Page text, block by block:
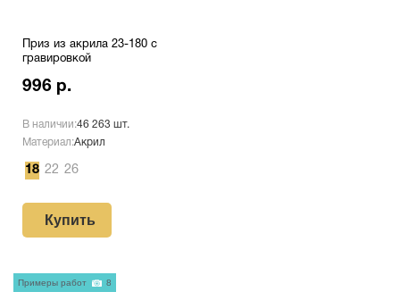
Приз из акрила 23-180 с
гравировкой
996 р.
В наличии:46 263 шт.
Материал:Акрил
18 22 26
Купить
Примеры работ 8